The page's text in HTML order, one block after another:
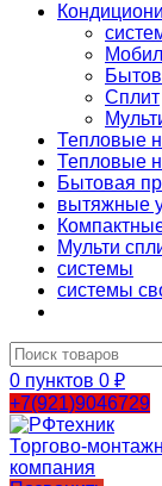
Сплит
Тепловые
Тепловые
Бытовая
вытяжные
Мульти
системы
системы
0 пунктов 0 ₽
+7(921)9046729